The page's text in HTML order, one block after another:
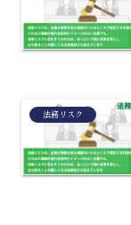
法務リスク